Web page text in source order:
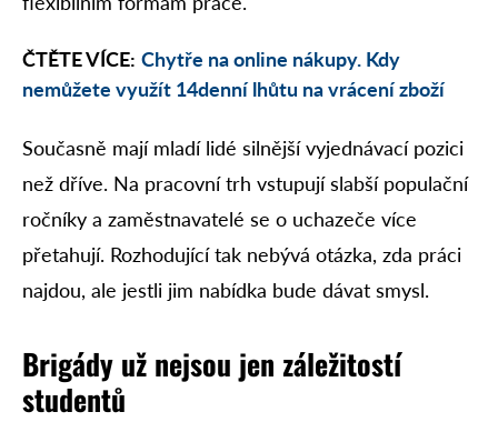
ČTĚTE VÍCE: Chytře na online nákupy. Kdy
nemůžete využít 14denní lhůtu na vrácení zboží
Současně mají mladí lidé silnější vyjednávací pozici
než dříve. Na pracovní trh vstupují slabší populační
ročníky a zaměstnavatelé se o uchazeče více
přetahují. Rozhodující tak nebývá otázka, zda práci
najdou, ale jestli jim nabídka bude dávat smysl.
Brigády už nejsou jen záležitostí
studentů